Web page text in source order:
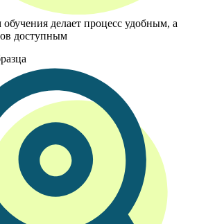
делает процесс удобным, а
доступным